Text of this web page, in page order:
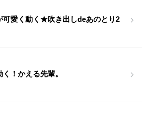
可愛く動く★吹き出しdeあのとり2
く！かえる先輩。